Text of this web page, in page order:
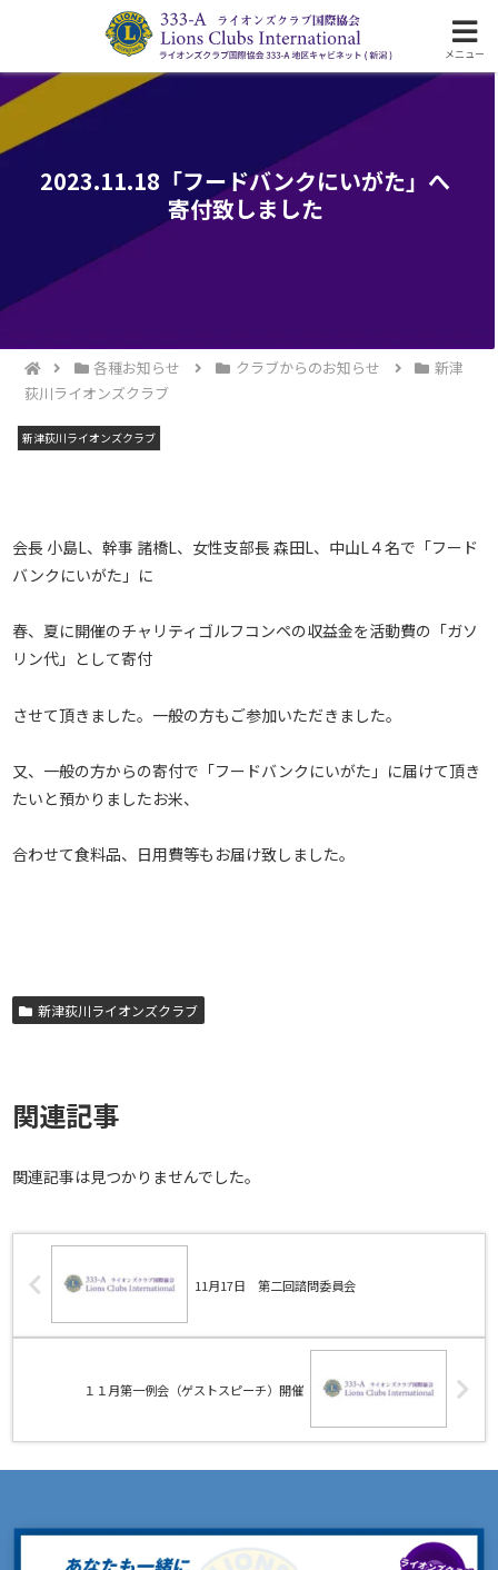
ライオンズクラブ国際協会333-A地区の活動
2023.11.18「フードバンクにいがた」へ
寄付致しました
各種お知らせ クラブからのお知らせ
新津
荻川ライオンズクラブ
新津荻川ライオンズクラブ
会長 小島L、幹事 諸橋L、女性支部長 森田L、中山L４名で「フード
バンクにいがた」に
春、夏に開催のチャリティゴルフコンペの収益金を活動費の「ガソ
リン代」として寄付
させて頂きました。一般の方もご参加いただきました。
又、一般の方からの寄付で「フードバンクにいがた」に届けて頂き
たいと預かりましたお米、
合わせて食料品、日用費等もお届け致しました。
新津荻川ライオンズクラブ
関連記事
関連記事は見つかりませんでした。
11月17日 第二回諮問委員会
１１月第一例会（ゲストスピーチ）開催
メニュー